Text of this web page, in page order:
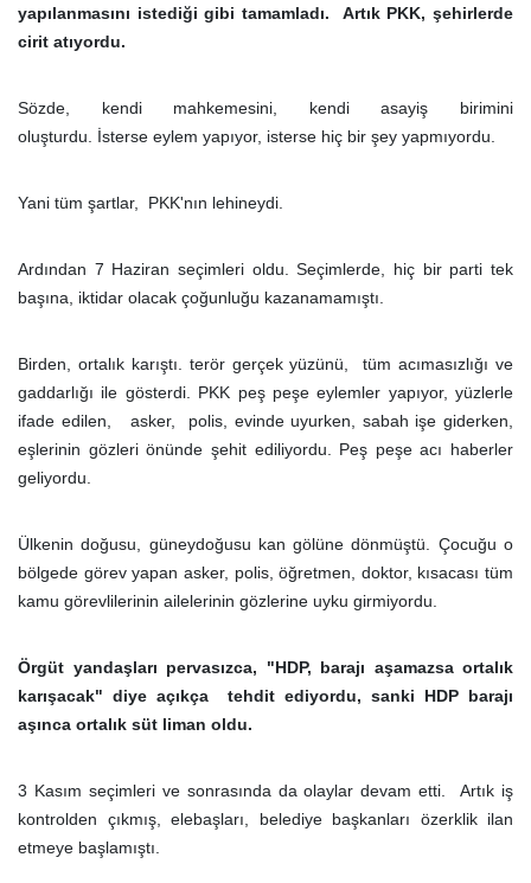
yapılanmasını istediği gibi tamamladı. Artık PKK, şehirlerde
cirit atıyordu.
Sözde, kendi mahkemesini, kendi asayiş birimini
oluşturdu. İsterse eylem yapıyor, isterse hiç bir şey yapmıyordu.
Yani tüm şartlar, PKK'nın lehineydi.
Ardından 7 Haziran seçimleri oldu. Seçimlerde, hiç bir parti tek
başına, iktidar olacak çoğunluğu kazanamamıştı.
Birden, ortalık karıştı. terör gerçek yüzünü, tüm acımasızlığı ve
gaddarlığı ile gösterdi. PKK peş peşe eylemler yapıyor, yüzlerle
ifade edilen, asker, polis, evinde uyurken, sabah işe giderken,
eşlerinin gözleri önünde şehit ediliyordu. Peş peşe acı haberler
geliyordu.
Ülkenin doğusu, güneydoğusu kan gölüne dönmüştü. Çocuğu o
bölgede görev yapan asker, polis, öğretmen, doktor, kısacası tüm
kamu görevlilerinin ailelerinin gözlerine uyku girmiyordu.
Örgüt yandaşları pervasızca, "HDP, barajı aşamazsa ortalık
karışacak" diye açıkça tehdit ediyordu, sanki HDP barajı
aşınca ortalık süt liman oldu.
3 Kasım seçimleri ve sonrasında da olaylar devam etti. Artık iş
kontrolden çıkmış, elebaşları, belediye başkanları özerklik ilan
etmeye başlamıştı.